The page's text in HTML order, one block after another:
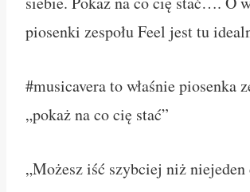
piosenki zespołu Feel jest tu
#musicavera to właśnie piosenka
„pokaż na co cię stać”
„Możesz iść szybciej niż niejeden